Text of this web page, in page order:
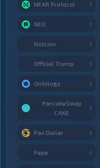
NEAR Protocol 1
NEO 1
Notcoin 1
Official Trump 1
Ontology 1
PancakeSwap
CAKE
1
Pax Dollar 1
Pepe 1